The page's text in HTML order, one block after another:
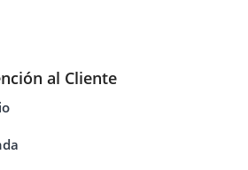
al Cliente